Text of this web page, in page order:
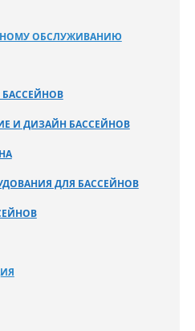
ОБСЛУЖИВАНИЮ
И ДИЗАЙН БАССЕЙНОВ
ДЛЯ БАССЕЙНОВ